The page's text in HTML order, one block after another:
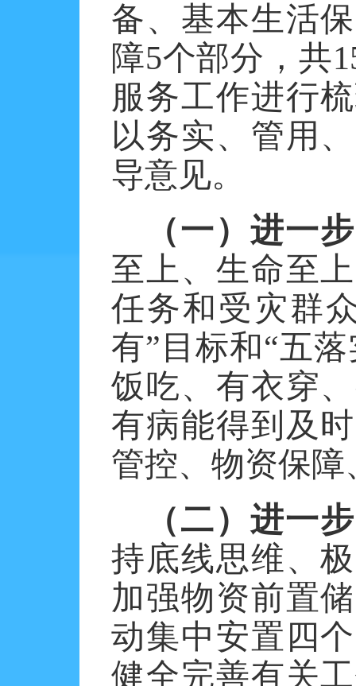
备、基本生活
障5个部分，共
服务工作进行
以务实、管用
导意见。
（一）进一
至上、生命至
任务和受灾群
有”目标和“五
饭吃、有衣穿
有病能得到及
管控、物资保
（二）进一
持底线思维、
加强物资前置
动集中安置四
健全完善有关